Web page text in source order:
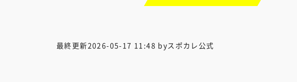
最終更新2026-05-17 11:48 byスポカレ公式